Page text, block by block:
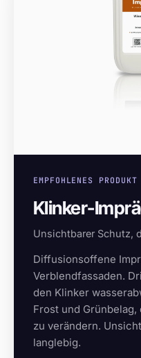
EMPFOHLENES PRODUKT
Klinker-
Unsichtbarer Schutz,
Diffusionsoffene
Verblendfassaden.
den Klinker
Frost und
zu verändern.
langlebig.